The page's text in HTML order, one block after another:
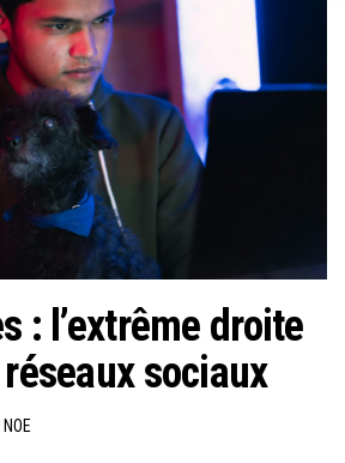
a
a
: l’extrême droite
sociaux